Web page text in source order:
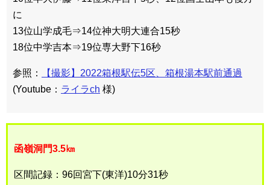
に
13位山学成毛⇒14位神大明大連合15秒
18位中学吉本⇒19位専大野下16秒
参照：
【撮影】2022箱根駅伝5区、箱根湯本駅前通過
(Youtube： ライラch 様)
函嶺洞門3.5㎞
区間記録：96回宮下(東洋)10分31秒